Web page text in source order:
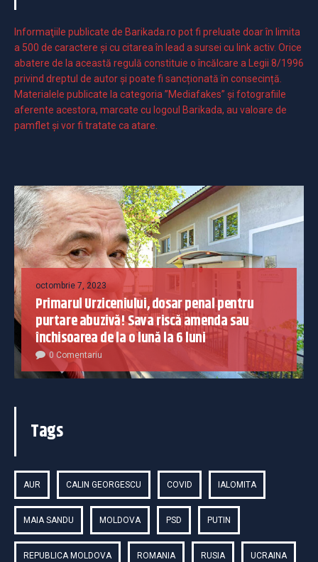
Informaţiile publicate de Barikada.ro pot fi preluate doar în limita
a 500 de caractere şi cu citarea în lead a sursei cu link activ. Orice
abatere de la această regulă constituie o încălcare a Legii 8/1996
privind dreptul de autor și poate fi sancționată în consecință.
Materialele publicate la categoria ”Mediafakes” și fotografiile
aferente acestora, marcate cu logoul Barikada, au valoare de
pamflet și vor fi tratate ca atare.
octombrie 7, 2023
Primarul Urziceniului, dosar penal pentru
purtare abuzivă! Sava riscă amenda sau
închisoarea de la o lună la 6 luni
0 Comentariu
Tags
AUR CALIN GEORGESCU COVID IALOMITA
MAIA SANDU MOLDOVA PSD PUTIN
REPUBLICA MOLDOVA ROMANIA RUSIA UCRAINA